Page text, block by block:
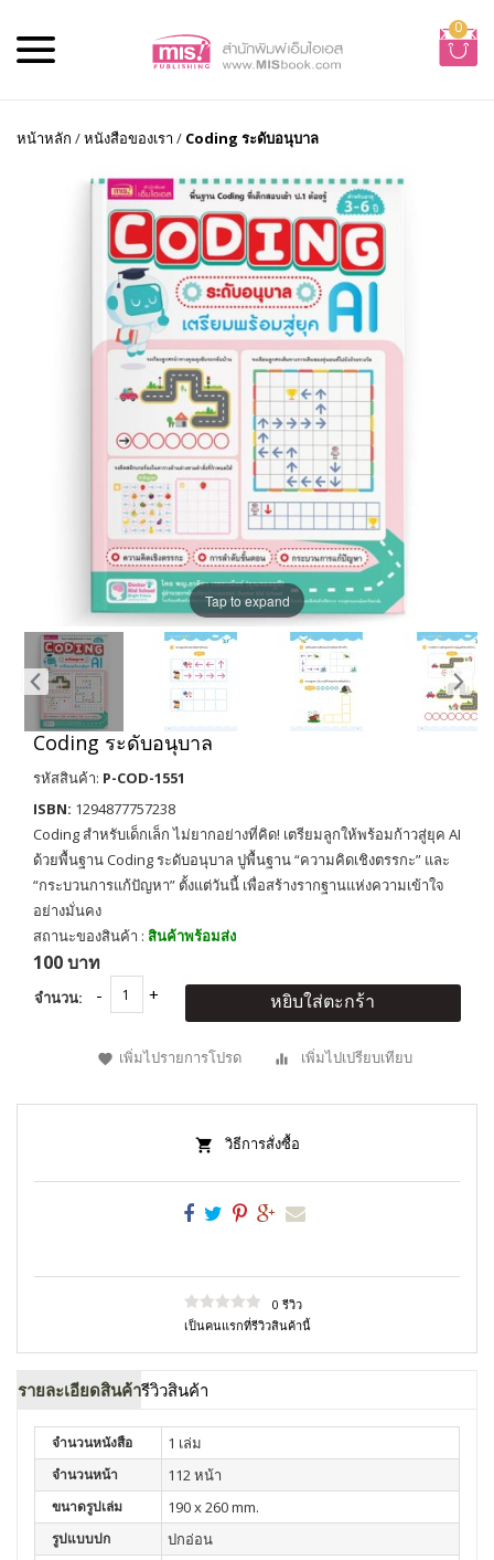
0
หน้าหลัก /หนังสือของเรา / Coding ระดับอนุบาล
Tap to expand
Coding ระดับอนุบาล
รหัสสินค้า: P-COD-1551
ISBN: 1294877757238
Coding สำหรับเด็กเล็ก ไม่ยากอย่างที่คิด! เตรียมลูกให้พร้อมก้าวสู่ยุค AI
ด้วยพื้นฐาน Coding ระดับอนุบาล ปูพื้นฐาน “ความคิดเชิงตรรกะ” และ
“กระบวนการแก้ปัญหา” ตั้งแต่วันนี้ เพื่อสร้างรากฐานแห่งความเข้าใจ
อย่างมั่นคง
สถานะของสินค้า : สินค้าพร้อมส่ง
100 บาท
จำนวน: หยิบใส่ตะกร้า
เพิ่มไปรายการโปรด เพิ่มไปเปรียบเทียบ
วิธีการสั่งซื้อ
0 รีวิว
เป็นคนแรกที่รีวิวสินค้านี้
รายละเอียดสินค้ารีวิวสินค้า
จำนวนหนังสือ 1 เล่ม
จำนวนหน้า 112 หน้า
ขนาดรูปเล่ม 190 x 260 mm.
รูปแบบปก ปกอ่อน